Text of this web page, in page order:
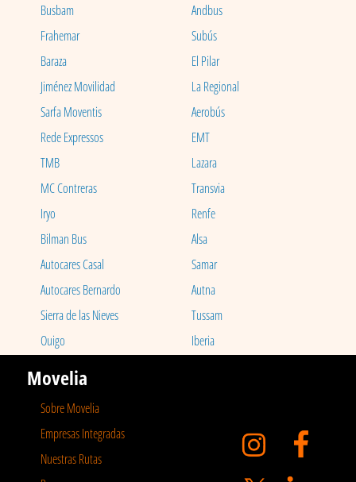
Busbam
Andbus
Frahemar
Subús
Baraza
El Pilar
Jiménez Movilidad
La Regional
Sarfa Moventis
Aerobús
Rede Expressos
EMT
TMB
Lazara
MC Contreras
Transvia
Iryo
Renfe
Bilman Bus
Alsa
Autocares Casal
Samar
Autocares Bernardo
Autna
Sierra de las Nieves
Tussam
Ouigo
Iberia
Movelia
Sobre Movelia
Empresas Integradas
Nuestras Rutas